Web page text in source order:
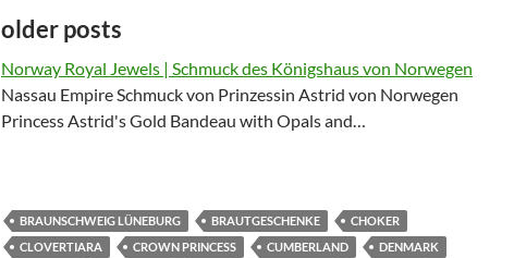
older posts
Norway Royal Jewels | Schmuck des Königshaus von Norwegen
Nassau Empire Schmuck von Prinzessin Astrid von Norwegen
Princess Astrid's Gold Bandeau with Opals and…
BRAUNSCHWEIG LÜNEBURG BRAUTGESCHENKE
CHOKER
CLOVERTIARA
CROWN PRINCESS CUMBERLAND
DENMARK